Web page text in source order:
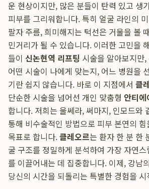
운 현상이지만, 많은 분들이 탄력 있고 생
피부를 그리워합니다. 특히 얼굴 라인의
팔자 주름, 희미해지는 턱선은 거울을 볼
민거리가 될 수 있습니다. 이러한 고민을
들이 신논현역 리프팅 시술을 알아보지만
어떤 시술이 나에게 맞는지, 어느 병원을
기란 쉽지 않습니다. 바로 이 지점에서 클
단순한 시술을 넘어선 개인 맞춤형 안티에
합니다. 저희는 울쎄라, 써마지, 인모드와
통해 비수술적인 방법으로 피부 본연의
목표로 합니다.클레오르는 환자 한 분 한
굴 구조를 정밀하게 분석하여 가장 자연
를 이끌어내는 데 집중합니다. 이제, 강남
당신의 시간을 되돌리는 특별한 경험을